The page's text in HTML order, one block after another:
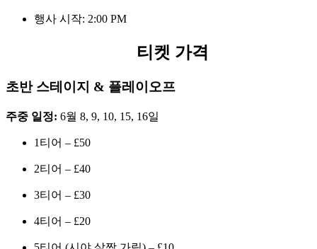
행사 시작: 2:00 PM
티켓 가격
초반 스테이지 & 플레이오프
주중 일정: 6월 8, 9, 10, 15, 16일
1티어 – £50
2티어 – £40
3티어 – £30
4티어 – £20